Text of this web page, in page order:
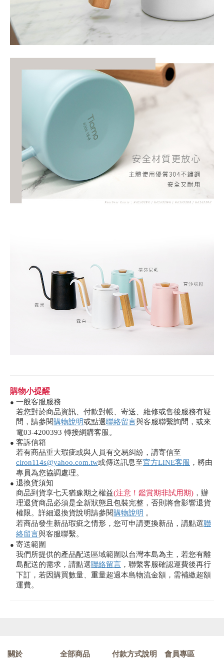
購物小提醒
● 一般客服服務
若您對於商品資訊、付款對帳、寄送、維修或售後服務有疑
問，請參閱購物說明或點選聯絡留言與客服聯繫詢問，或來
電03-4200393 轉接網購客服。
● 客訴信箱
若有商品重大瑕疵或與人員有交易糾紛，請寄信至
ciron114s@yahoo.com.tw或傳送訊息至官方LINE客服 ，將由
專員為您協調處理。
● 退換貨須知
商品到貨享七天猶豫期之權益(注意！鑑賞期非試用期) ，辦
理退貨商品必須是全新狀態且包裝完整，否則將會影響退貨
權限。詳細退換貨說明請參閱購物說明 。
若商品發生新品瑕疵之情形，您可申請更換新品，請點選聯
絡留言與客服聯繫。
● 寄送範圍
我們所提供的產品配送區域範圍以台灣本島為主，若您有離
島配送的需求，請點選聯絡留言 ，聯繫客服確認運費後再行
下訂，若因購買數量、重量超過本島物流金額，需補繳超額
運費。
關於
全部商品
付款方式說明
會員專區